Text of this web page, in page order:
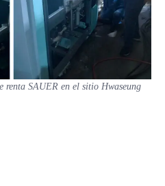
renta SAUER en el sitio Hwaseung